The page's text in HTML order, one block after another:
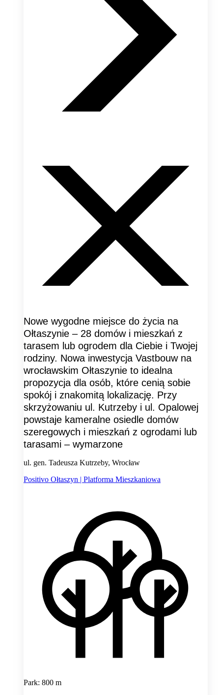
Nowe wygodne miejsce do życia na
Ołtaszynie – 28 domów i mieszkań z
tarasem lub ogrodem dla Ciebie i Twojej
rodziny. Nowa inwestycja Vastbouw na
wrocławskim Ołtaszynie to idealna
propozycja dla osób, które cenią sobie
spokój i znakomitą lokalizację. Przy
skrzyżowaniu ul. Kutrzeby i ul. Opalowej
powstaje kameralne osiedle domów
szeregowych i mieszkań z ogrodami lub
tarasami – wymarzone
ul. gen. Tadeusza Kutrzeby, Wrocław
Positivo Ołtaszyn | Platforma Mieszkaniowa
Park: 800 m